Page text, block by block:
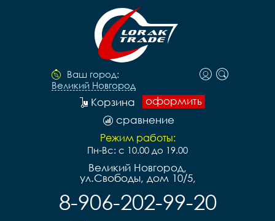
Ваш город:
Великий Новгород
оформить
Корзина
сравнение
Режим работы:
Пн-Вс: с 10.00 до 19.00
Великий Новгород,
ул.Свободы, дом 10/5,
8-906-202-99-20